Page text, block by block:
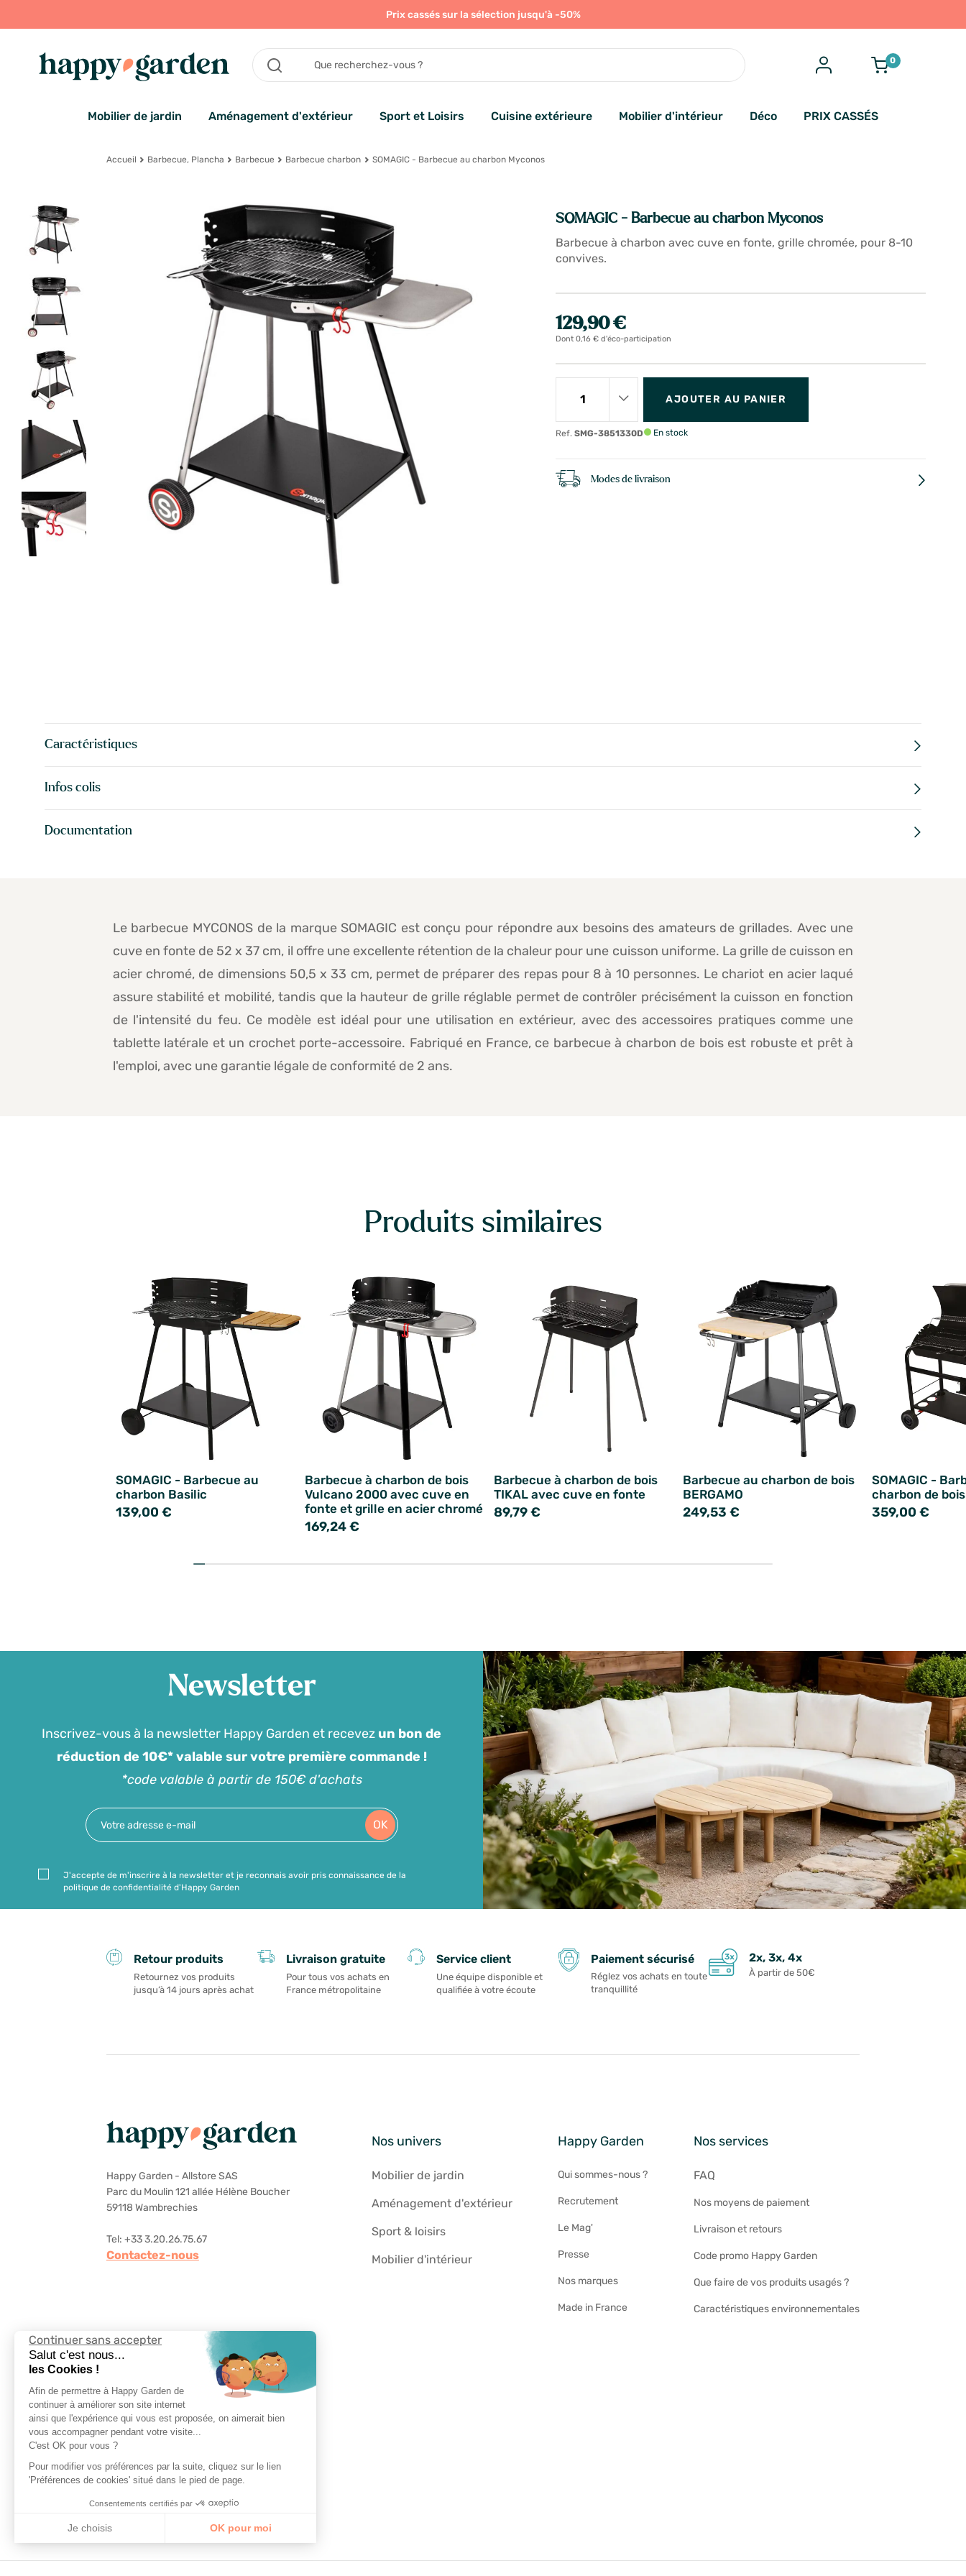
Continuer sans accepter
Salut c'est nous...
les Cookies !
Afin de permettre à Happy Garden de
continuer à améliorer son site internet
ainsi que l'expérience qui vous est proposée, on aimerait bien
vous accompagner pendant votre visite...
C'est OK pour vous ?
Pour modifier vos préférences par la suite, cliquez sur le lien
'Préférences de cookies' situé dans le pied de page.
Consentements certifiés par
Je choisis OK pour moi
Prix cassés sur la sélection jusqu'à -50%
0
Mobilier de jardin Aménagement d'extérieur Sport et Loisirs Cuisine extérieure Mobilier d'intérieur Déco PRIX CASSÉS
Accueil Barbecue, Plancha Barbecue Barbecue charbon SOMAGIC - Barbecue au charbon Myconos
SOMAGIC - Barbecue au charbon Myconos
Barbecue à charbon avec cuve en fonte, grille chromée, pour 8-10
convives.
129,90 €
Dont 0,16 € d'éco-participation
Ref.SMG-3851330D
AJOUTER AU PANIER
En stock
Modes de livraison
Caractéristiques
Infos colis
Documentation
Le barbecue MYCONOS de la marque SOMAGIC est conçu pour répondre aux besoins des amateurs de grillades. Avec une
cuve en fonte de 52 x 37 cm, il offre une excellente rétention de la chaleur pour une cuisson uniforme. La grille de cuisson en
acier chromé, de dimensions 50,5 x 33 cm, permet de préparer des repas pour 8 à 10 personnes. Le chariot en acier laqué
assure stabilité et mobilité, tandis que la hauteur de grille réglable permet de contrôler précisément la cuisson en fonction
de l'intensité du feu. Ce modèle est idéal pour une utilisation en extérieur, avec des accessoires pratiques comme une
tablette latérale et un crochet porte-accessoire. Fabriqué en France, ce barbecue à charbon de bois est robuste et prêt à
l'emploi, avec une garantie légale de conformité de 2 ans.
Produits similaires
SOMAGIC - Barbecue au
charbon Basilic
139,00 €
Barbecue à charbon de bois
Vulcano 2000 avec cuve en
fonte et grille en acier chromé
169,24 €
Barbecue à charbon de bois
TIKAL avec cuve en fonte
89,79 €
Barbecue au charbon de bois
BERGAMO
249,53 €
SOMAGIC -
charbon de
359,00 €
Newsletter
Inscrivez-vous à la newsletter Happy Garden et recevez un bon de
réduction de 10€* valable sur votre première commande !
*code valable à partir de 150€ d'achats
OK
J'accepte de m'inscrire à la newsletter et je reconnais avoir pris connaissance de la
politique de confidentialité d'Happy Garden
Retour produits
Retournez vos produits
jusqu’à 14 jours après achat
Livraison gratuite
Pour tous vos achats en
France métropolitaine
Service client
Une équipe disponible et
qualifiée à votre écoute
Paiement sécurisé
Réglez vos achats en toute
tranquillité
2x, 3x, 4x
À partir de 50€
Happy Garden - Allstore SAS
Parc du Moulin 121 allée Hélène Boucher
59118 Wambrechies
Tel: +33 3.20.26.75.67
Contactez-nous
Nos univers
Mobilier de jardin
Aménagement d'extérieur
Sport & loisirs
Mobilier d'intérieur
Happy Garden
Qui sommes-nous ?
Recrutement
Le Mag'
Presse
Nos marques
Made in France
Nos services
FAQ
Nos moyens de paiement
Livraison et retours
Code promo Happy Garden
Que faire de vos produits usagés ?
Caractéristiques environnementales
Suivez-nous
Choisir la langue